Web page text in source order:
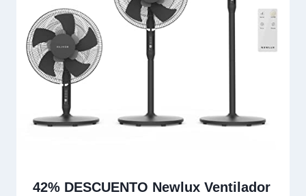
42% DESCUENTO Newlux Ventilador